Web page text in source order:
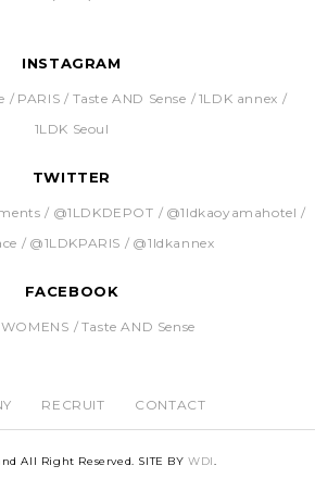
INSTAGRAM
PARIS Taste AND Sense
1LDK annex
1LDK Seoul
TWITTER
@1LDKDEPOT
@1ldkaoyamahotel
@1LDKPARIS @1ldkannex
FACEBOOK
WOMENS Taste AND Sense
RECRUIT CONTACT
All Right Reserved. SITE BYWDI.